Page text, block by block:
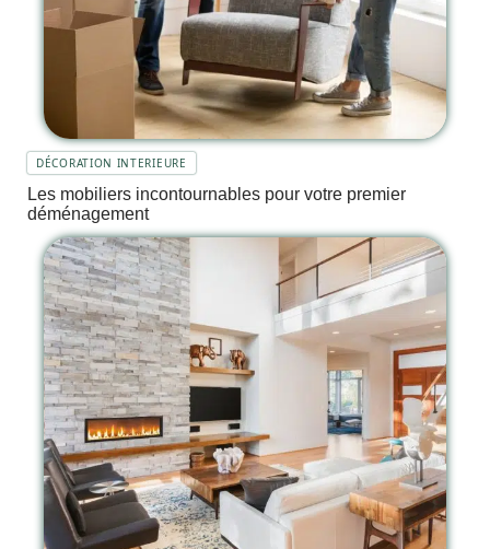
DÉCORATION INTERIEURE
Les mobiliers incontournables pour votre premier
déménagement